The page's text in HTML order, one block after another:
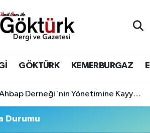
GÖKTÜRK KEMERBURGAZ
Derneği'nin Yönetimine Kayyum Atandı
Durumu
Durumu
Yoğunluk Haritası
Durumu ve Fikstür